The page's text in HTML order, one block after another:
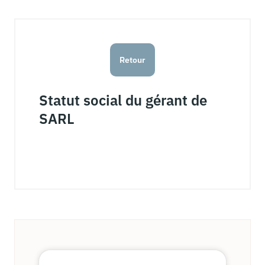
Retour
Statut social du gérant de
SARL